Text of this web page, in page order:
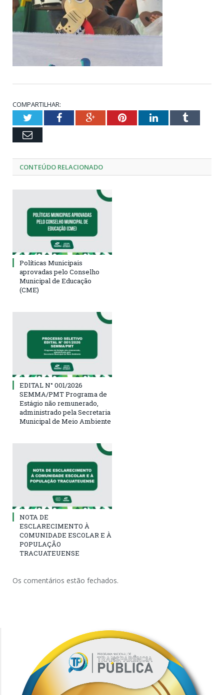
COMPARTILHAR:
TwitterFacebookGoogle+PinterestLinkedInTumblr
Email
CONTEÚDO RELACIONADO
Políticas Municipais
aprovadas pelo Conselho
Municipal de Educação
(CME)
EDITAL N° 001/2026
SEMMA/PMT Programa de
Estágio não remunerado,
administrado pela Secretaria
Municipal de Meio Ambiente
NOTA DE
ESCLARECIMENTO À
COMUNIDADE ESCOLAR E À
POPULAÇÃO
TRACUATEUENSE
Os comentários estão fechados.